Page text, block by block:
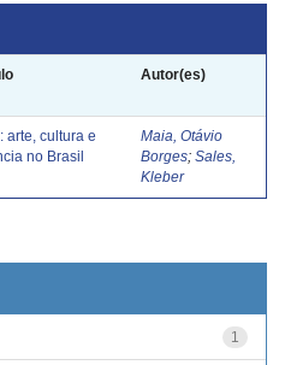
Autor(es)
arte, cultura e
no Brasil
Maia, Otávio
Borges; Sales,
Kleber
1